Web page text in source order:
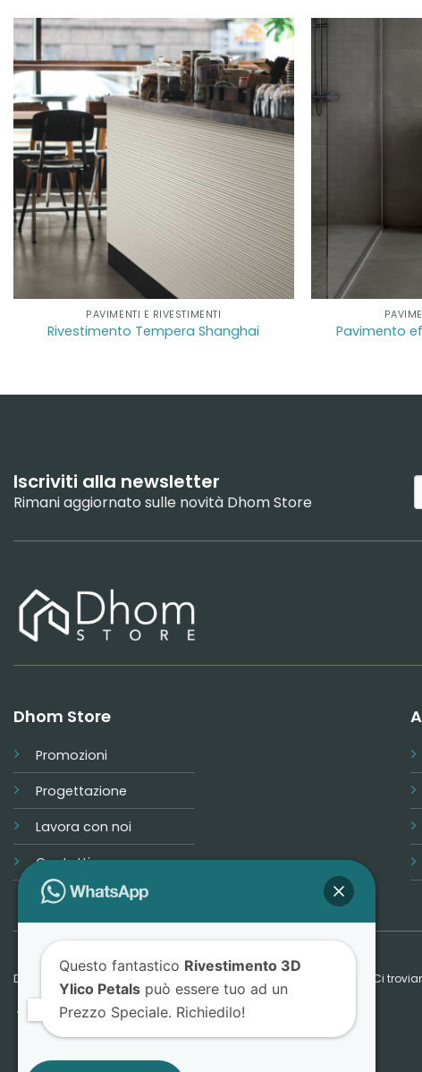
PAVIMENTI E RIVESTIMENTI
Rivestimento Tempera Shanghai Pavimento
Iscriviti alla newsletter
Rimani aggiornato sulle novità Dhom Store
Dhom Store
Promozioni
Progettazione
Lavora con noi
Contatti
Dhom Store © 2026 - Tutti i diritti riservati - P.IVA: IT06593870824 - Ci
Termini e Condizioni Privacy Policy
Questo fantastico Rivestimento 3D
Ylico Petals può essere tuo ad un
Prezzo Speciale. Richiedilo!